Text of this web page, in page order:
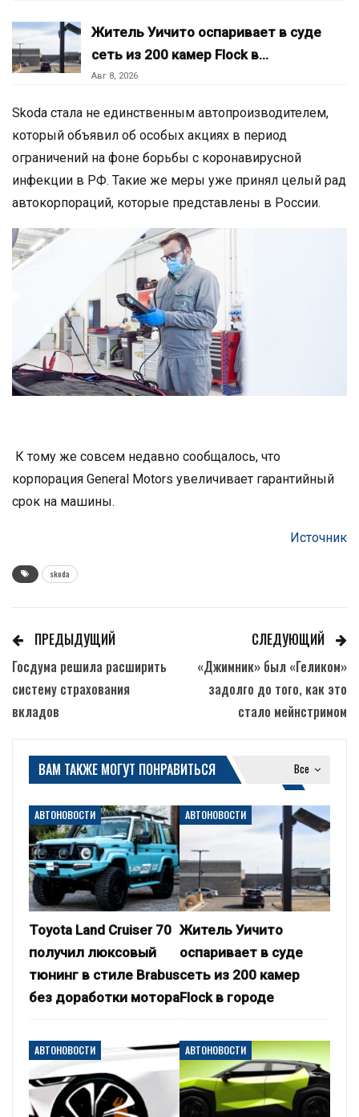
Житель Уичито оспаривает в суде
сеть из 200 камер Flock в…
Авг 8, 2026
Skoda стала не единственным автопроизводителем,
который объявил об особых акциях в период
ограничений на фоне борьбы с коронавирусной
инфекции в РФ. Такие же меры уже принял целый рад
автокорпораций, которые представлены в России.
К тому же совсем недавно сообщалось, что
корпорация General Motors увеличивает гарантийный
срок на машины.
Источник
skoda
ПРЕДЫДУЩИЙ
Госдума решила расширить
систему страхования
вкладов
СЛЕДУЮЩИЙ
«Джимник» был «Геликом»
задолго до того, как это
стало мейнстримом
Все
ВАМ ТАКЖЕ МОГУТ ПОНРАВИТЬСЯ
АВТОНОВОСТИ
Toyota Land Cruiser 70
получил люксовый
тюнинг в стиле Brabus
без доработки мотора
АВТОНОВОСТИ
Житель Уичито
оспаривает в суде
сеть из 200 камер
Flock в городе
АВТОНОВОСТИ АВТОНОВОСТИ